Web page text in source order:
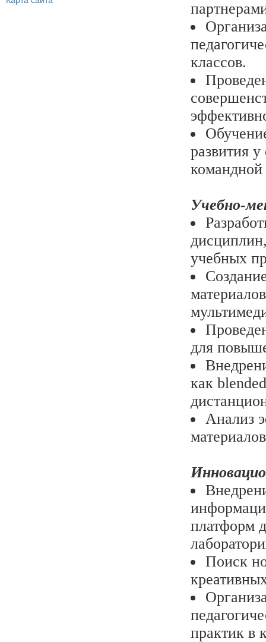
классов.
развития
командной
Учебно-
учебных
для
как
Анализ
платформ
Поиск
практик в